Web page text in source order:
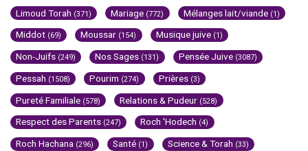
Limoud Torah (371) Mariage (772) Mélanges lait/viande (1)
Middot (69) Moussar (154) Musique juive (1)
Non-Juifs (249) Nos Sages (131) Pensée Juive (3087)
Pessah (1508) Pourim (274) Prières (3)
Pureté Familiale (578) Relations & Pudeur (528)
Respect des Parents (247) Roch 'Hodech (4)
Roch Hachana (296) Santé (1) Science & Torah (33)